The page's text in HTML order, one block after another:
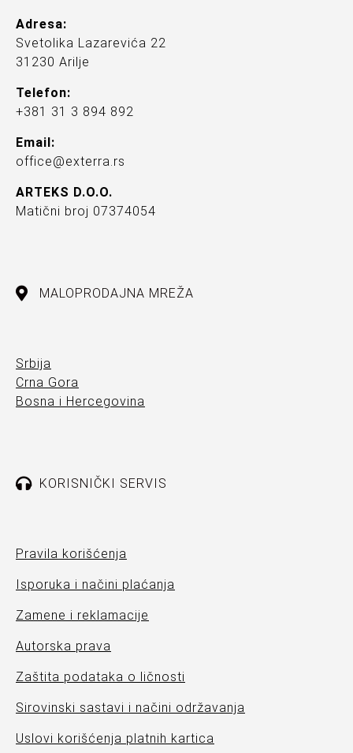
Adresa:
Svetolika Lazarevića 22
31230 Arilje
Telefon:
+381 31 3 894 892
Email:
office@exterra.rs
ARTEKS D.O.O.
Matični broj 07374054
MALOPRODAJNA MREŽA
Srbija
Crna Gora
Bosna i Hercegovina
KORISNIČKI SERVIS
Pravila korišćenja
Isporuka i načini plaćanja
Zamene i reklamacije
Autorska prava
Zaštita podataka o ličnosti
Sirovinski sastavi i načini održavanja
Uslovi korišćenja platnih kartica